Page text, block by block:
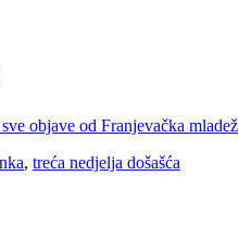
objave od Franjevačka mladež
, treća nedjelja došašća